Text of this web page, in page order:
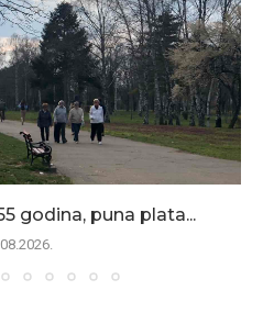
godina, puna plata...